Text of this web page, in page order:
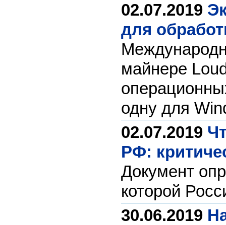
02.07.2019
для
майнере
одну для
02.07.2019
РФ:
Документ
которой
30.06.2019